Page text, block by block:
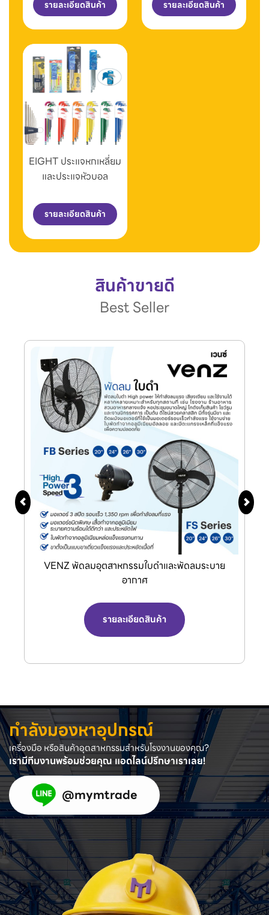
รายละเอียดสินค้า รายละเอียดสินค้า
EIGHT ประแจหกเหลี่ยม
และประแจหัวบอล
รายละเอียดสินค้า
สินค้าขายดี
Best Seller
Dong Cheng เครื่องมือไร้สาย
รายละเอียดสินค้า
กำลังมองหาอุปกรณ์
เครื่องมือ หรือสินค้าอุตสาหกรรมสำหรับโรงงานของคุณ?
เรามีทีมงานพร้อมช่วยคุณ แอดไลน์ปรึกษาเราเลย!
@mymtrade